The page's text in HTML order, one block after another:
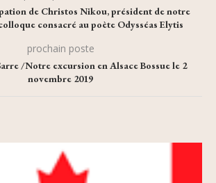
de Christos Nikou, président de notre
consacré au poète Odysséas Elytis
prochain poste
/Notre excursion en Alsace Bossue le 2
novembre 2019